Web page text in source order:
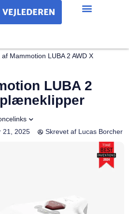
af Mammotion LUBA 2 AWD X
LUBA 2
21, 2025 Skrevet af Lucas Borcher